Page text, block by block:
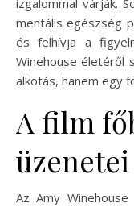
mentális egészség
és felhívja a
Winehouse életéről
alkotás, hanem egy
A film
üzenetei
Az Amy